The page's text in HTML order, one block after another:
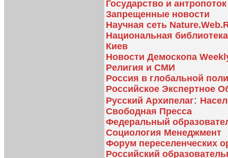
Государство и антропоток
Запрещенные новости
Научная сеть
Национальная
Киев
Новости Демоскопа
Религия и СМИ
Россия в глобальной
Российское Экспертное
Русский Архипелаг:
Свободная Пресса
Федеральный
Социология Менеджмент
Форум переселенческих
Российский